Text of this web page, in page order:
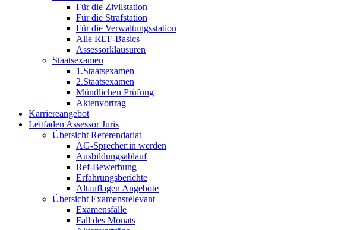
Für die Zivilstation
Für die Strafstation
Für die Verwaltungsstation
Alle REF-Basics
Assessorklausuren
Staatsexamen
1.Staatsexamen
2.Staatsexamen
Mündlichen Prüfung
Aktenvortrag
Karriereangebot
Leitfaden Assessor Juris
Übersicht Referendariat
AG-Sprecher:in werden
Ausbildungsablauf
Ref-Bewerbung
Erfahrungsberichte
Altauflagen Angebote
Übersicht Examensrelevant
Examensfälle
Fall des Monats